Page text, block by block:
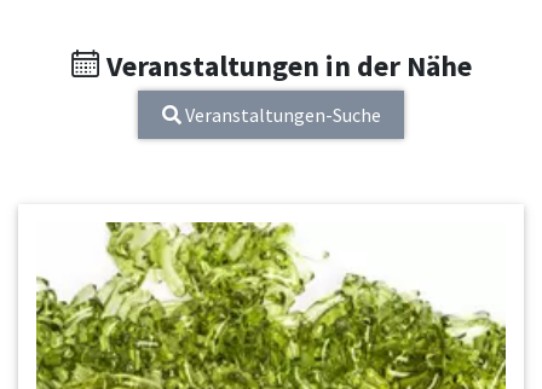
Veranstaltungen in der Nähe
Veranstaltungen-Suche